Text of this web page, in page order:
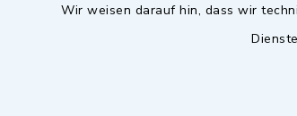
Wir weisen darauf hin, dass wir
Nur außerhalb der regulären